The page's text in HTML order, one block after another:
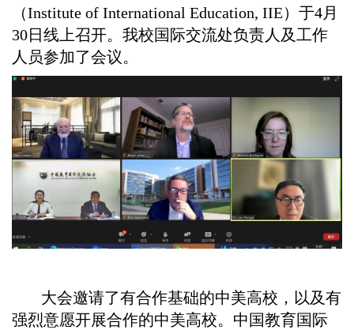
（Institute of International Education, IIE）于4月
30日线上召开。我校国际交流处负责人及工作
人员参加了会议。
大会邀请了有合作基础的中美高校，以及有
强烈意愿开展合作的中美高校。中国教育国际